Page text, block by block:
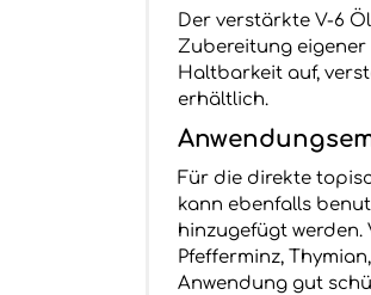
Der verstärkte V-6
Zubereitung eigener
Haltbarkeit auf,
erhältlich.
Für die direkte
kann ebenfalls
hinzugefügt werden.
Pfefferminz,
Anwendung gut